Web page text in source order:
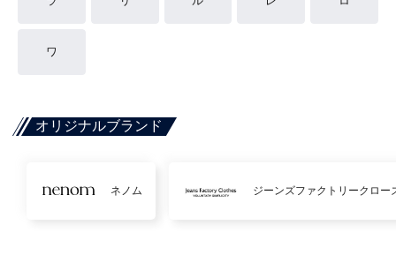
ワ
オリジナルブランド
ネノム ジーンズファクトリークロー